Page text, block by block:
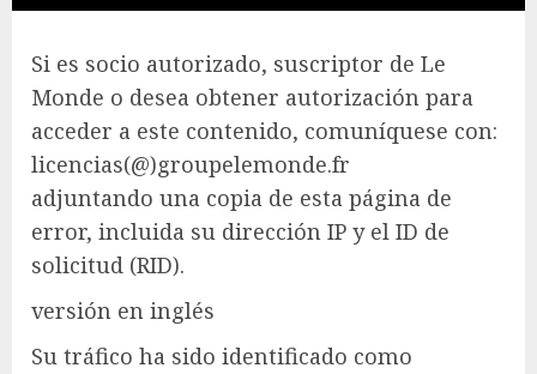
Si es socio autorizado, suscriptor de Le
Monde o desea obtener autorización para
acceder a este contenido, comuníquese con:
licencias(@)groupelemonde.fr
adjuntando una copia de esta página de
error, incluida su dirección IP y el ID de
solicitud (RID).
versión en inglés
Su tráfico ha sido identificado como